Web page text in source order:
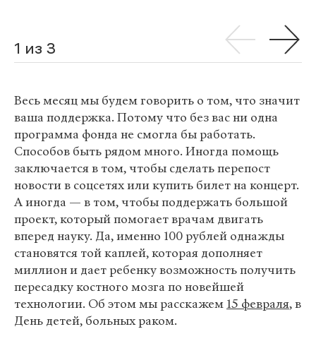
1 из 3
Весь месяц мы будем говорить о том, что значит
ваша поддержка. Потому что без вас ни одна
программа фонда не смогла бы работать.
Способов быть рядом много. Иногда помощь
заключается в том, чтобы сделать перепост
новости в соцсетях или купить билет на концерт.
А иногда — в том, чтобы поддержать большой
проект, который помогает врачам двигать
вперед науку. Да, именно 100 рублей однажды
становятся той каплей, которая дополняет
миллион и дает ребенку возможность получить
пересадку костного мозга по новейшей
технологии. Об этом мы расскажем 15 февраля, в
День детей, больных раком.